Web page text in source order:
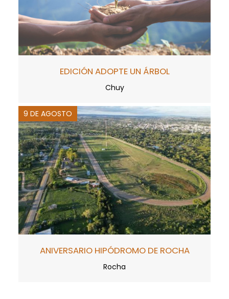
EDICIÓN ADOPTE UN ÁRBOL
Chuy
9 DE AGOSTO
ANIVERSARIO HIPÓDROMO DE ROCHA
Rocha